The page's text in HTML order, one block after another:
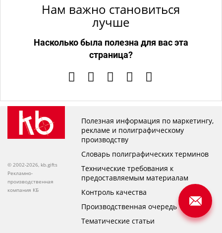
Нам важно становиться
лучше
Насколько была полезна для вас эта
страница?
© 2002-2026, kb.gifts
Рекламно-
производственная
компания КБ
Полезная информация по маркетингу,
рекламе и полиграфическому
производству
Словарь полиграфических терминов
Технические требования к
предоставляемым материалам
Контроль качества
Производственная очередь
Тематические статьи